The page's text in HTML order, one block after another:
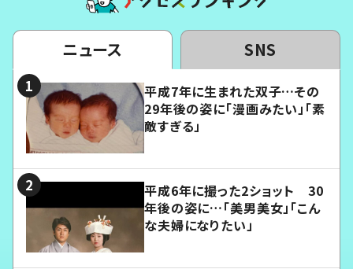
ニュース SNS
平成7年に生まれた双子…その
29年後の姿に「漫画みたい」「素
敵すぎる」
平成6年に撮った2ショット 30
年後の姿に…「美男美女」「こん
な夫婦になりたい」